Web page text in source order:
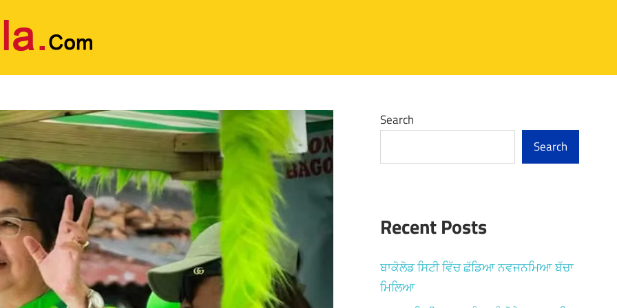
Search
Search
Recent Posts
ਬਾਕੋਲੋਡ ਸਿਟੀ ਵਿੱਚ ਛੱਡਿਆ ਨਵਜਨਮਿਆ ਬੱਚਾ
ਮਿਲਿਆ